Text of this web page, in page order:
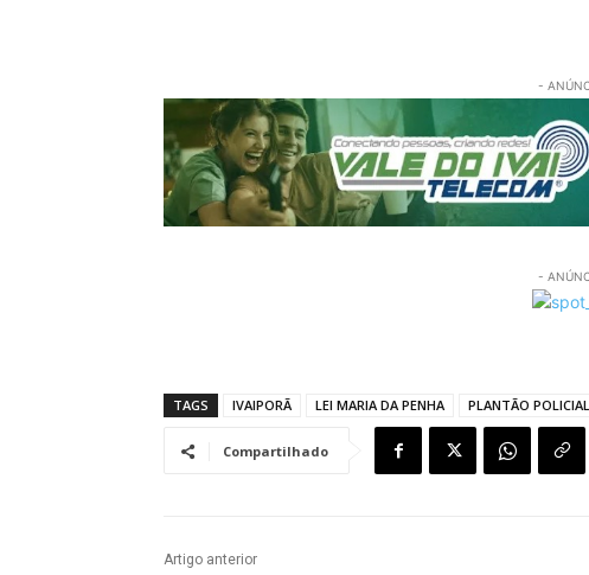
-
-
TAGS IVAIPORÃ LEI MARIA DA PENHA PLANTÃO POLICIAL
Compartilhado
Artigo anterior